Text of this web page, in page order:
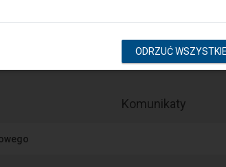
Rozkład na stacji
pokaż
Komunikaty
ODRZUĆ